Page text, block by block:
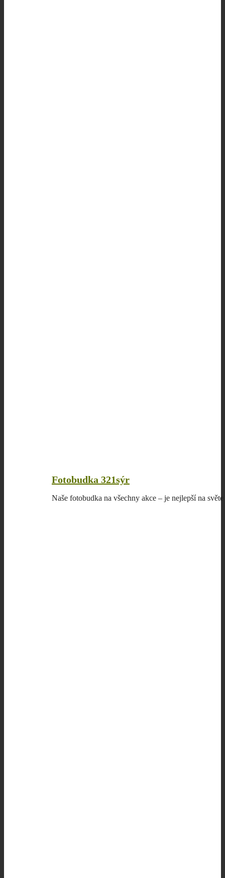
Fotobudka 321sýr
Naše fotobudka na všechny akce – je nejlepší na